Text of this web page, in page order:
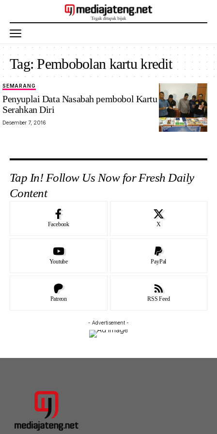
Tag:Pembobolan kartu kredit
SEMARANG
Penyuplai Data Nasabah pembobol Kartu Kredit
Serahkan Diri
Desember 7, 2016
Tap In! Follow Us Now for Fresh Daily
Content
Facebook X
Youtube PayPal
Patreon RSS Feed
- Advertisement -